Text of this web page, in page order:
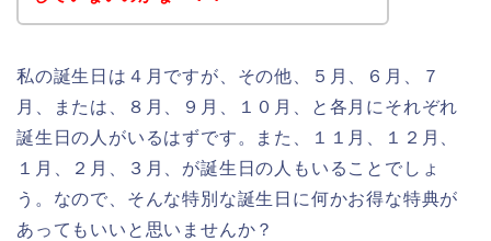
私の誕生日は４月ですが、その他、５月、６月、７
月、または、８月、９月、１０月、と各月にそれぞれ
誕生日の人がいるはずです。また、１１月、１２月、
１月、２月、３月、が誕生日の人もいることでしょ
う。なので、そんな特別な誕生日に何かお得な特典が
あってもいいと思いませんか？